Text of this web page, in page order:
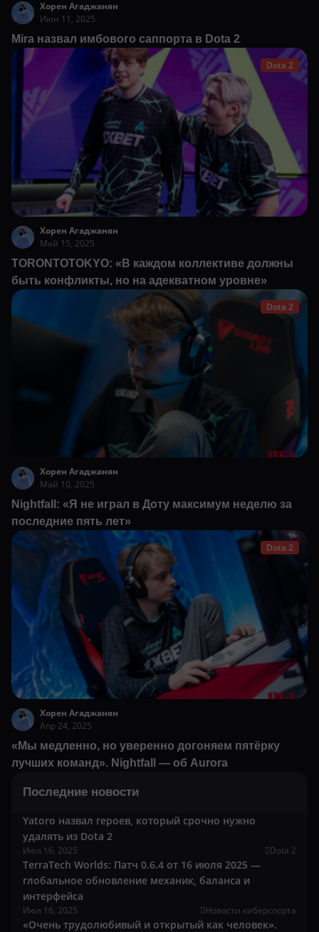
Хорен Агаджанян
Июн 11, 2025
Mira назвал имбового саппорта в Dota 2
Dota 2
Хорен Агаджанян
Май 15, 2025
TORONTOTOKYO: «В каждом коллективе должны
быть конфликты, но на адекватном уровне»
Dota 2
Хорен Агаджанян
Май 10, 2025
Nightfall: «Я не играл в Доту максимум неделю за
последние пять лет»
Dota 2
Хорен Агаджанян
Апр 24, 2025
«Мы медленно, но уверенно догоняем пятёрку
лучших команд». Nightfall — об Aurora
Последние новости
Yatoro назвал героев, который срочно нужно
удалять из Dota 2
Июл 16, 2025 Dota 2
TerraTech Worlds: Патч 0.6.4 от 16 июля 2025 —
глобальное обновление механик, баланса и
интерфейса
Июл 16, 2025 Новости киберспорта
«Очень трудолюбивый и открытый как человек».